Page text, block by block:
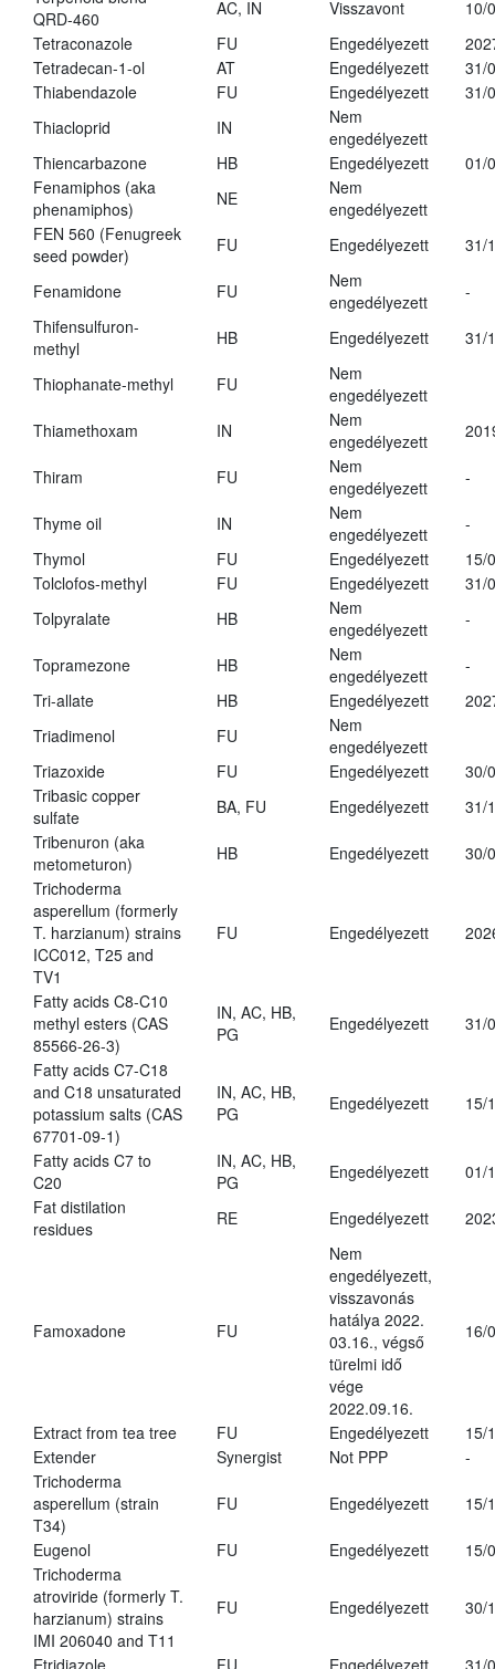
QRD-460
AC, IN Visszavont
10/
Tetraconazole
FU Engedélyezett
Tetradecan-1-ol
AT Engedélyezett
31/
Thiabendazole
FU Engedélyezett
31/
Thiacloprid
IN
Nem
engedélyezett
Thiencarbazone
HB Engedélyezett
01/
Fenamiphos (aka
phenamiphos)
NE
Nem
engedélyezett
FEN 560 (Fenugreek
seed powder)
FU Engedélyezett 31/
Fenamidone FU
Nem
engedélyezett
-
Thifensulfuron-
methyl
HB Engedélyezett 31/
Thiophanate-methyl FU
Nem
engedélyezett
Thiamethoxam
IN
Nem
engedélyezett
Thiram FU
Nem
engedélyezett
-
Thyme oil IN
Nem
engedélyezett
-
Thymol
FU Engedélyezett
15/
Tolclofos-methyl
FU Engedélyezett
31/
Tolpyralate
HB
Nem
engedélyezett
-
Topramezone HB
Nem
engedélyezett
-
Tri-allate
HB Engedélyezett
Triadimenol
FU
Nem
engedélyezett
Triazoxide
FU Engedélyezett
30/
Tribasic copper
sulfate
BA, FU Engedélyezett
31/
Tribenuron (aka
metometuron)
HB Engedélyezett
30/
Trichoderma
asperellum (formerly
T. harzianum) strains
ICC012, T25 and
TV1
FU Engedélyezett
Fatty acids C8-C10
methyl esters (CAS
85566-26-3)
IN, AC, HB,
PG
Engedélyezett 31/
Fatty acids C7-C18
and C18 unsaturated
potassium salts (CAS
67701-09-1)
IN, AC, HB,
PG
Engedélyezett 15/
Fatty acids C7 to
C20
IN, AC, HB,
PG
Engedélyezett
01/
Fat distilation
residues
RE Engedélyezett
Famoxadone FU
Nem
engedélyezett,
visszavonás
hatálya 2022.
03.16., végső
türelmi idő
vége
2022.09.16.
16/
Extract from tea tree FU Engedélyezett
15/
Extender
Synergist Not PPP
-
Trichoderma
asperellum (strain
T34)
FU Engedélyezett 15/
Eugenol FU Engedélyezett
15/
Trichoderma
atroviride (formerly T.
harzianum) strains
IMI 206040 and T11
FU Engedélyezett 30/